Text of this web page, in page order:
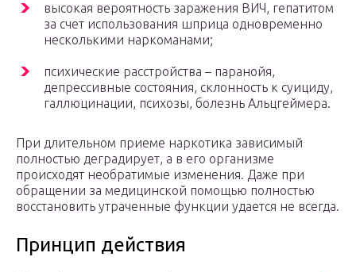
высокая вероятность заражения ВИЧ, гепатитом
за счет использования шприца одновременно
несколькими наркоманами;
психические расстройства – паранойя,
депрессивные состояния, склонность к суициду,
галлюцинации, психозы, болезнь Альцгеймера.
При длительном приеме наркотика зависимый
полностью деградирует, а в его организме
происходят необратимые изменения. Даже при
обращении за медицинской помощью полностью
восстановить утраченные функции удается не всегда.
Принцип действия